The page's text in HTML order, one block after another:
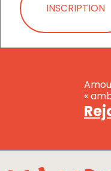
INSCRIPTION
«